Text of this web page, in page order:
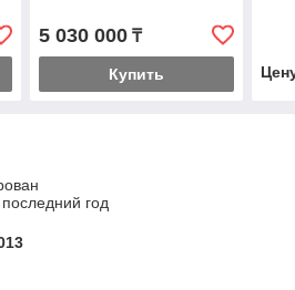
5 030 000₸
Купить
год